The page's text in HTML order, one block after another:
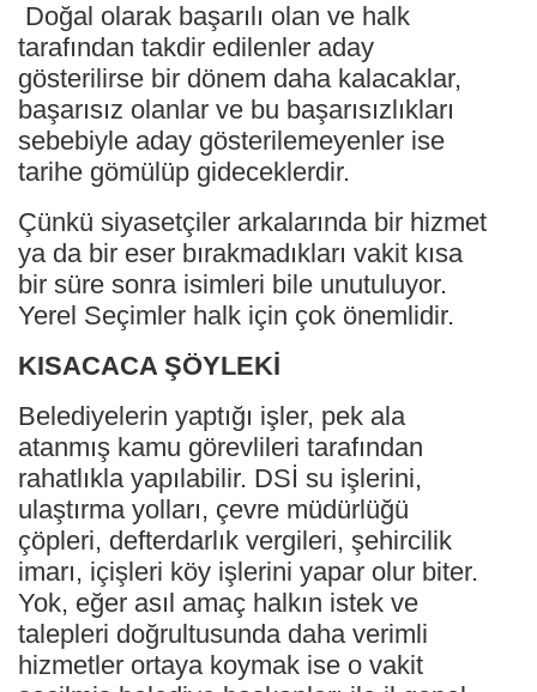
Doğal olarak başarılı olan ve halk
tarafından takdir edilenler aday
gösterilirse bir dönem daha kalacaklar,
başarısız olanlar ve bu başarısızlıkları
sebebiyle aday gösterilemeyenler ise
tarihe gömülüp gideceklerdir.
Çünkü siyasetçiler arkalarında bir hizmet
ya da bir eser bırakmadıkları vakit kısa
bir süre sonra isimleri bile unutuluyor.
Yerel Seçimler halk için çok önemlidir.
KISACACA ŞÖYLEKİ
Belediyelerin yaptığı işler, pek ala
atanmış kamu görevlileri tarafından
rahatlıkla yapılabilir. DSİ su işlerini,
ulaştırma yolları, çevre müdürlüğü
çöpleri, defterdarlık vergileri, şehircilik
imarı, içişleri köy işlerini yapar olur biter.
Yok, eğer asıl amaç halkın istek ve
talepleri doğrultusunda daha verimli
hizmetler ortaya koymak ise o vakit